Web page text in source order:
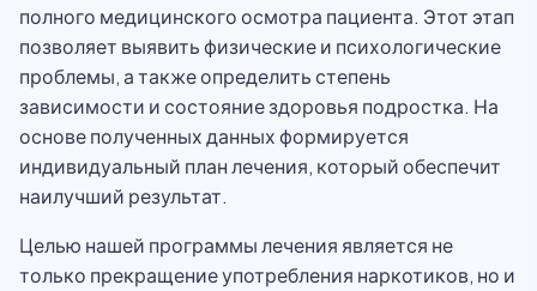
полного медицинского осмотра пациента. Этот этап
позволяет выявить физические и психологические
проблемы, а также определить степень
зависимости и состояние здоровья подростка. На
основе полученных данных формируется
индивидуальный план лечения, который обеспечит
наилучший результат.
Целью нашей программы лечения является не
только прекращение употребления наркотиков, но и